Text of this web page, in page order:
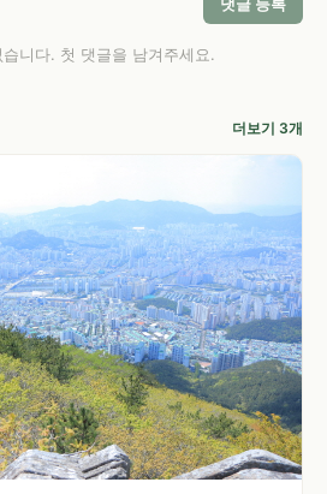
니다. 첫 댓글을 남겨주세요.
더보기 3개